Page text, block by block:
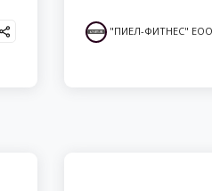
"ПИЕЛ-ФИТНЕС"